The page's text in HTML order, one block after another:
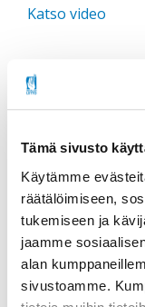
Tämä sivusto
Käytämme
räätälöimiseen,
tukemiseen ja
jaamme
alan
sivustoamme.
Katso video
Jaa